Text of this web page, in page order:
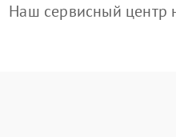
Наш сервисный центр